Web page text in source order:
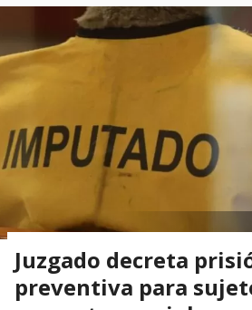
Juzgado decreta
preventiva para